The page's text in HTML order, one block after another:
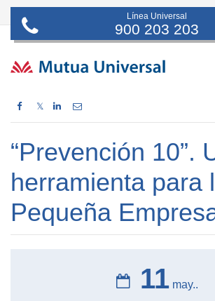
Línea Universal
900 203 203
𝕏
“Prevención 10”.
herramienta para
Pequeña
11 may..